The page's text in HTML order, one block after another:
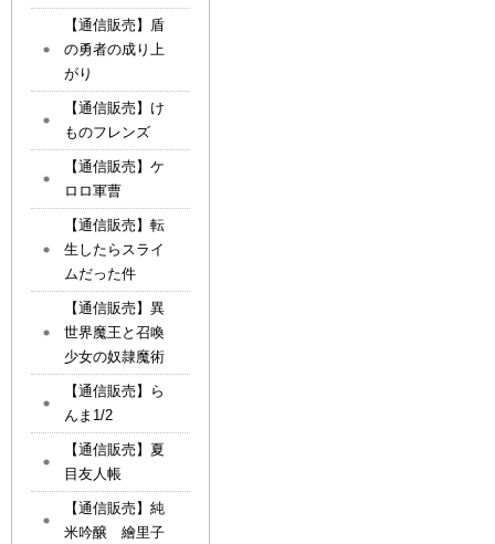
【通信販売】盾
の勇者の成り上
がり
【通信販売】け
ものフレンズ
【通信販売】ケ
ロロ軍曹
【通信販売】転
生したらスライ
ムだった件
【通信販売】異
世界魔王と召喚
少女の奴隷魔術
【通信販売】ら
んま1/2
【通信販売】夏
目友人帳
【通信販売】純
米吟醸 繪里子